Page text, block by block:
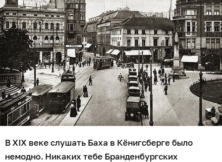
В XIX веке слушать Баха в Кёнигсберге было
немодно. Никаких тебе Бранденбургских